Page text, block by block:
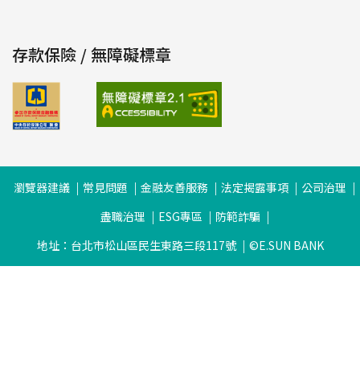
存款保險 / 無障礙標章
瀏覽器建議 常見問題 金融友善服務 法定揭露事項
公司治理
盡職治理
ESG專區
防範詐騙
地址：台北市松山區民生東路三段117號
©E.SUN BANK